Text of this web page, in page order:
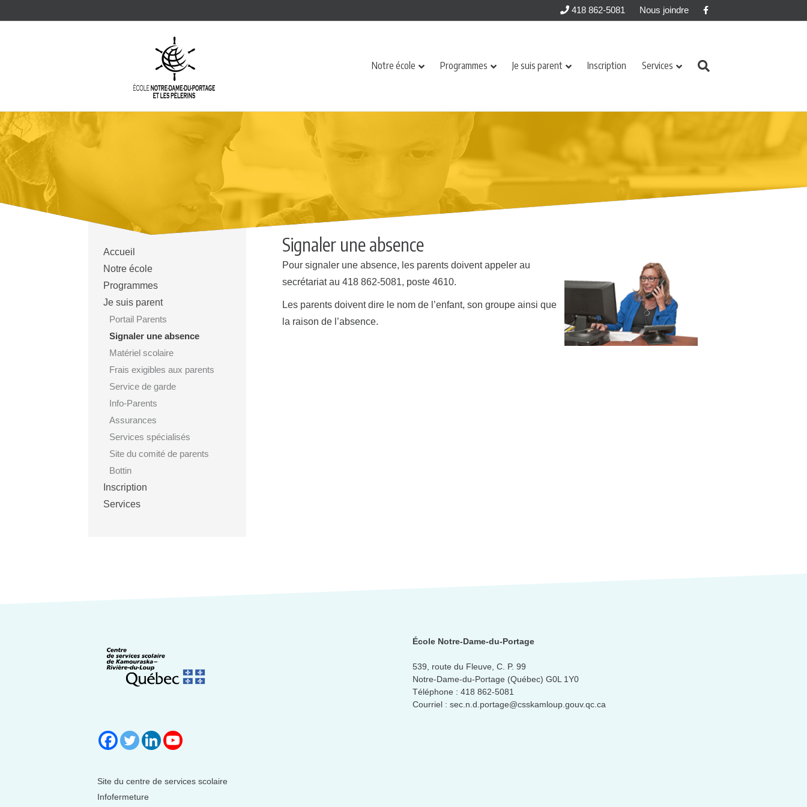
418 862-5081 Nous joindre Facebook
Notre école Programmes Je suis parent Inscription Services
Accueil
Notre école
Programmes
Je suis parent
Portail Parents
Signaler une absence
Matériel scolaire
Frais exigibles aux parents
Service de garde
Info-Parents
Assurances
Services spécialisés
Site du comité de parents
Bottin
Inscription
Services
Signaler une absence
Pour signaler une absence, les parents doivent appeler au
secrétariat au 418 862-5081, poste 4610.
Les parents doivent dire le nom de l’enfant, son groupe ainsi que
la raison de l’absence.
Site du centre de services scolaire
Infofermeture
École Notre-Dame-du-Portage
539, route du Fleuve, C. P. 99
Notre-Dame-du-Portage (Québec) G0L 1Y0
Téléphone : 418 862-5081
Courriel : sec.n.d.portage@csskamloup.gouv.qc.ca